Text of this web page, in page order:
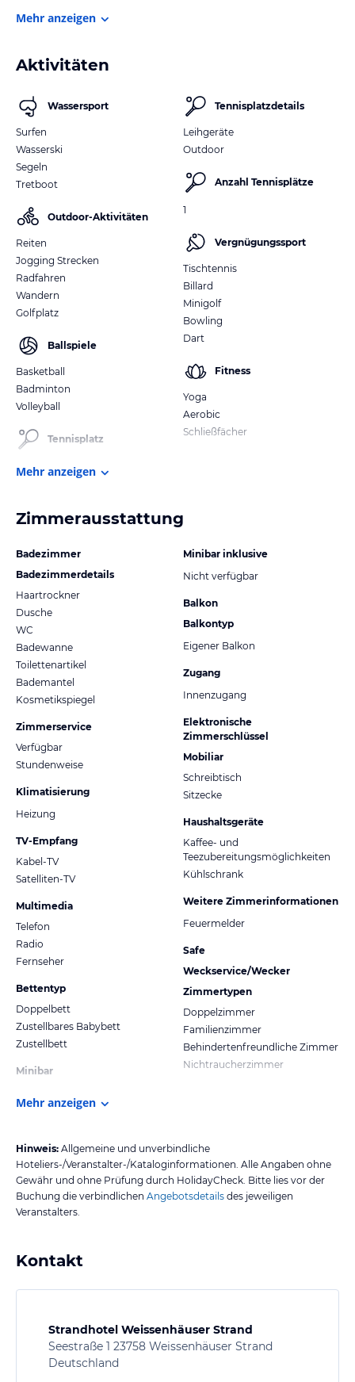
Mehr anzeigen
Aktivitäten
Wassersport
Surfen
Wasserski
Segeln
Tretboot
Outdoor-Aktivitäten
Reiten
Jogging Strecken
Radfahren
Wandern
Golfplatz
Ballspiele
Basketball
Badminton
Volleyball
Tennisplatz
Tennisplatzdetails
Leihgeräte
Outdoor
Anzahl Tennisplätze
1
Vergnügungssport
Tischtennis
Billard
Minigolf
Bowling
Dart
Fitness
Yoga
Aerobic
Schließfächer
Mehr anzeigen
Zimmerausstattung
Badezimmer
Badezimmerdetails
Haartrockner
Dusche
WC
Badewanne
Toilettenartikel
Bademantel
Kosmetikspiegel
Zimmerservice
Verfügbar
Stundenweise
Klimatisierung
Heizung
TV-Empfang
Kabel-TV
Satelliten-TV
Multimedia
Telefon
Radio
Fernseher
Bettentyp
Doppelbett
Zustellbares Babybett
Zustellbett
Minibar
Minibar inklusive
Nicht verfügbar
Balkon
Balkontyp
Eigener Balkon
Zugang
Innenzugang
Elektronische
Zimmerschlüssel
Mobiliar
Schreibtisch
Sitzecke
Haushaltsgeräte
Kaffee- und
Teezubereitungsmöglichkeiten
Kühlschrank
Weitere Zimmerinformationen
Feuermelder
Safe
Weckservice/Wecker
Zimmertypen
Doppelzimmer
Familienzimmer
Behindertenfreundliche Zimmer
Nichtraucherzimmer
Mehr anzeigen
Hinweis: Allgemeine und unverbindliche
Hoteliers-/Veranstalter-/Kataloginformationen. Alle Angaben ohne
Gewähr und ohne Prüfung durch HolidayCheck. Bitte lies vor der
Buchung die verbindlichen Angebotsdetails des jeweiligen
Veranstalters.
Kontakt
Strandhotel Weissenhäuser Strand
Seestraße 1 23758 Weissenhäuser Strand
Deutschland